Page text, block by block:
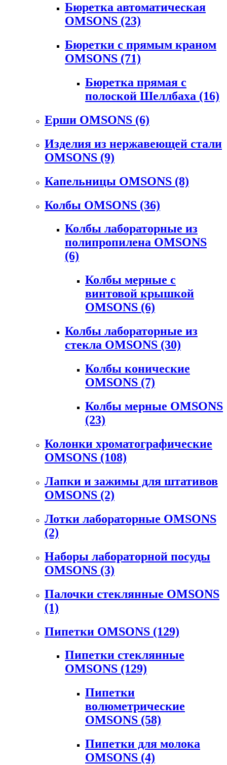
Бюретка автоматическая
OMSONS (23)
Бюретки с прямым краном
OMSONS (71)
Бюретка прямая с
полоской Шеллбаха (16)
Ерши OMSONS (6)
Изделия из нержавеющей стали
OMSONS (9)
Капельницы OMSONS (8)
Колбы OMSONS (36)
Колбы лабораторные из
полипропилена OMSONS
(6)
Колбы мерные с
винтовой крышкой
OMSONS (6)
Колбы лабораторные из
стекла OMSONS (30)
Колбы конические
OMSONS (7)
Колбы мерные OMSONS
(23)
Колонки хроматографические
OMSONS (108)
Лапки и зажимы для штативов
OMSONS (2)
Лотки лабораторные OMSONS
(2)
Наборы лабораторной посуды
OMSONS (3)
Палочки стеклянные OMSONS
(1)
Пипетки OMSONS (129)
Пипетки стеклянные
OMSONS (129)
Пипетки
волюметрические
OMSONS (58)
Пипетки для молока
OMSONS (4)